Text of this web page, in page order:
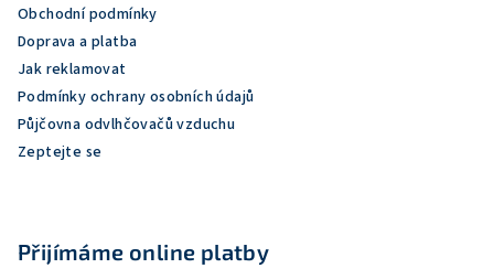
Obchodní podmínky
Doprava a platba
Jak reklamovat
Podmínky ochrany osobních údajů
Půjčovna odvlhčovačů vzduchu
Zeptejte se
Přijímáme online platby